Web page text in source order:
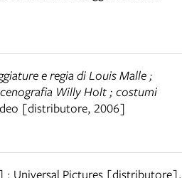
e regia di Louis Malle ;
Willy Holt ; costumi
[distributore, 2006]
: Universal Pictures [distributore],